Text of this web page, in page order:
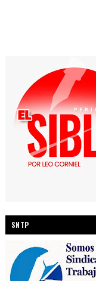
SNTP